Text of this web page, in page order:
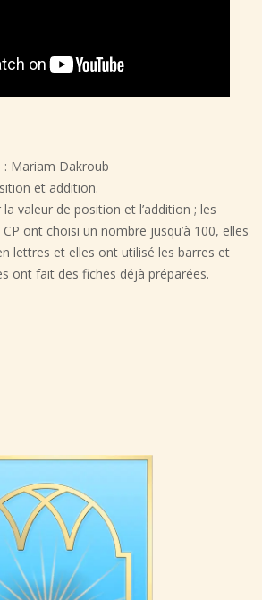
: Mariam Dakroub
et addition.
valeur de position et l’addition ; les
ont choisi un nombre jusqu’à 100, elles
lettres et elles ont utilisé les barres et
ont fait des fiches déjà préparées.